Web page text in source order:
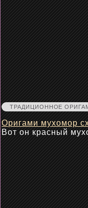
ТРАДИЦИОННОЕ
Оригами мухомор
Вот он красный